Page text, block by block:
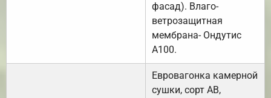
фасад). Влаго-
ветрозащитная
мембрана- Ондутис
А100.
Евровагонка камерной
сушки, сорт АВ,